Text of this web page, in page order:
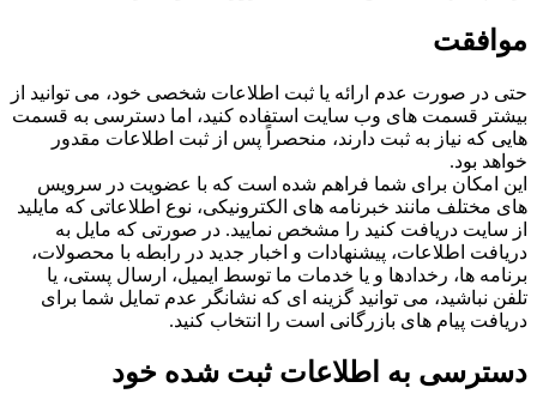
موافقت
حتی در صورت عدم ارائه یا ثبت اطلاعات شخصی خود، می توانید از
بیشتر قسمت های وب سایت استفاده کنید، اما دسترسی به قسمت
هایی که نیاز به ثبت دارند، منحصراً پس از ثبت اطلاعات مقدور
خواهد بود.
این امکان برای شما فراهم شده است که با عضویت در سرویس
های مختلف مانند خبرنامه های الکترونیکی، نوع اطلاعاتی که مایلید
از سایت دریافت کنید را مشخص نمایید. در صورتی که مایل به
دریافت اطلاعات، پیشنهادات و اخبار جدید در رابطه با محصولات،
برنامه ها، رخدادها و یا خدمات ما توسط ایمیل، ارسال پستی، یا
تلفن نباشید، می توانید گزینه ای که نشانگر عدم تمایل شما برای
دریافت پیام های بازرگانی است را انتخاب کنید.
دسترسی به اطلاعات ثبت شده خود